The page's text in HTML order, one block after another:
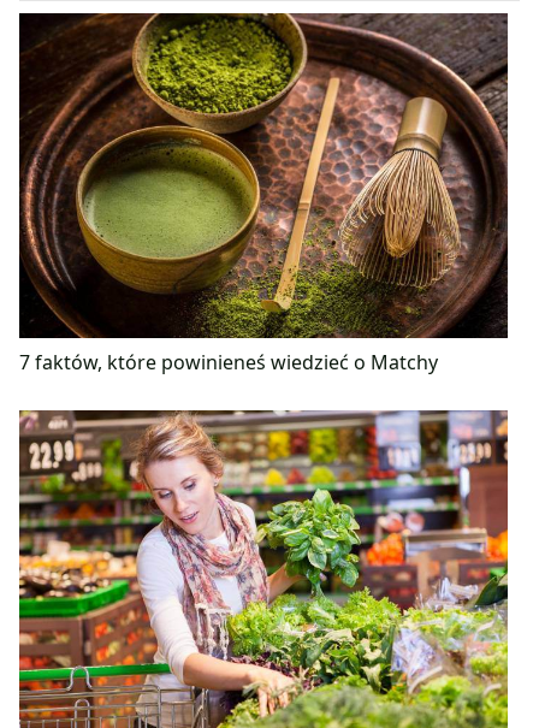
7 faktów, które powinieneś wiedzieć o Matchy